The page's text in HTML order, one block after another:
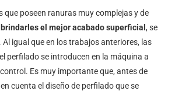
que poseen ranuras muy complejas y de
brindarles el mejor acabado superficial , se
Al igual que en los trabajos anteriores, las
perfilado se introducen en la máquina a
Es muy importante que, antes de
cuenta el diseño de perfilado que se